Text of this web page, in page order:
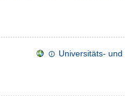
Universitäts-